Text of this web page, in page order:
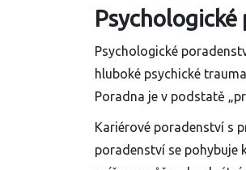
Psychologické
hluboké psychické
Poradna je v podstatě
Kariérové poradenství s
poradenství se pohybuje